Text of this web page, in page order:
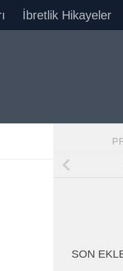
İbretlik Hikayeler
SON